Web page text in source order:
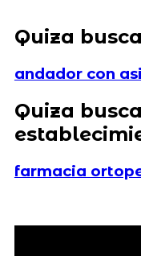
Quiza
andador con
Quiza
farmacia